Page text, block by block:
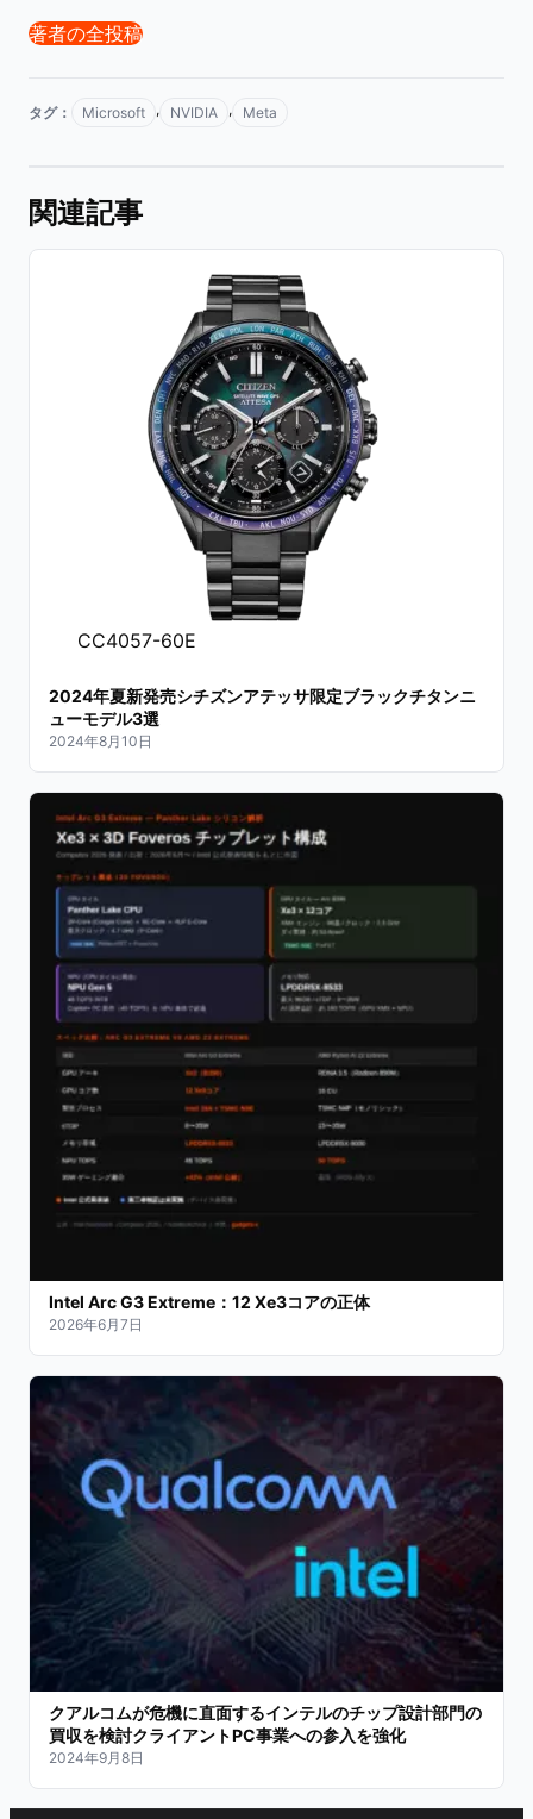
著者の全投稿
タグ： Microsoft , NVIDIA , Meta
関連記事
CC4057-60E
2024年夏新発売シチズンアテッサ限定ブラックチタンニ
ューモデル3選
2024年8月10日
Intel Arc G3 Extreme：12 Xe3コアの正体
2026年6月7日
クアルコムが危機に直面するインテルのチップ設計部門の
買収を検討クライアントPC事業への参入を強化
2024年9月8日